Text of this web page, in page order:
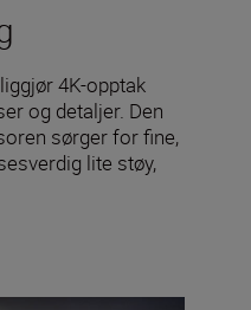
4K-opptak
og detaljer. Den
sørger for fine,
lite støy,